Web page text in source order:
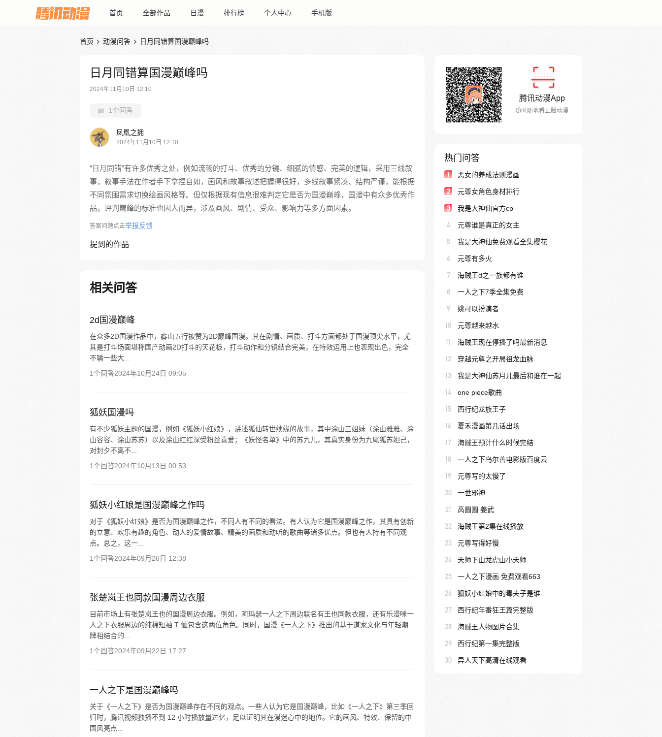
首页 全部作品 日漫 排行榜 个人中心 手机版
首页  动漫问答  日月同错算国漫巅峰吗
日月同错算国漫巅峰吗
2024年11月10日 12:10
1个回答
凤凰之拥
2024年11月10日 12:10
“日月同错”有许多优秀之处，例如流畅的打斗、优秀的分镜、细腻的情感、完美的逻辑，采用三线叙
事，叙事手法在作者手下拿捏自如，画风和故事叙述把握得很好，多线叙事紧凑、结构严谨，能根据
不同氛围需求切换绘画风格等。但仅根据现有信息很难判定它是否为国漫巅峰，国漫中有众多优秀作
品，评判巅峰的标准也因人而异，涉及画风、剧情、受众、影响力等多方面因素。
答案问题点击举报反馈
提到的作品
相关问答
2d国漫巅峰
在众多2D国漫作品中，雾山五行被赞为2D巅峰国漫。其在剧情、画质、打斗方面都处于国漫顶尖水平，尤
其是打斗场面堪称国产动画2D打斗的天花板，打斗动作和分镜结合完美，在特效运用上也表现出色，完全
不输一些大...
1个回答2024年10月24日 09:05
狐妖国漫吗
有不少狐妖主题的国漫，例如《狐妖小红娘》，讲述狐仙转世续缘的故事，其中涂山三姐妹（涂山雅雅、涂
山容容、涂山苏苏）以及涂山红红深受粉丝喜爱；《妖怪名单》中的苏九儿，其真实身份为九尾狐苏妲己，
对封夕不离不...
1个回答2024年10月13日 00:53
狐妖小红娘是国漫巅峰之作吗
对于《狐妖小红娘》是否为国漫巅峰之作，不同人有不同的看法。有人认为它是国漫巅峰之作，其具有创新
的立意、欢乐有趣的角色、动人的爱情故事、精美的画质和动听的歌曲等诸多优点。但也有人持有不同观
点。总之，这一...
1个回答2024年09月26日 12:38
张楚岚王也同款国漫周边衣服
目前市场上有张楚岚王也的国漫周边衣服。例如，阿玛瑟一人之下周边联名有王也同款衣服，还有乐漫咪一
人之下衣服周边的纯棉短袖 T 恤包含这两位角色。同时，国漫《一人之下》推出的基于道家文化与年轻潮
牌相结合的...
1个回答2024年09月22日 17:27
一人之下是国漫巅峰吗
关于《一人之下》是否为国漫巅峰存在不同的观点。一些人认为它是国漫巅峰，比如《一人之下》第三季回
归时，腾讯视频独播不到 12 小时播放量过亿，足以证明其在漫迷心中的地位。它的画风、特效、保留的中
国风亮点...
腾讯动漫App
随时随地看正版动漫
热门问答
1 恶女的养成法则漫画
2 元尊女角色身材排行
3 我是大神仙官方cp
4 元尊谁是真正的女主
5 我是大神仙免费观看全集樱花
6 元尊有多火
7 海贼王d之一族都有谁
8 一人之下7季全集免费
9 姚可以扮演者
10 元尊越来越水
11 海贼王现在停播了吗最新消息
12 穿越元尊之开局祖龙血脉
13 我是大神仙苏月儿最后和谁在一起
14 one piece歌曲
15 西行纪龙族王子
16 夏禾漫画第几话出场
17 海贼王预计什么时候完结
18 一人之下乌尔善电影版百度云
19 元尊写的太慢了
20 一世邪神
21 高圆圆 姜武
22 海贼王第2集在线播放
23 元尊写得好慢
24 天师下山龙虎山小天师
25 一人之下漫画 免费观看663
26 狐妖小红娘中的毒夫子是谁
27 西行纪年番狂王篇完整版
28 海贼王人物图片合集
29 西行纪第一集完整版
30 异人天下高清在线观看